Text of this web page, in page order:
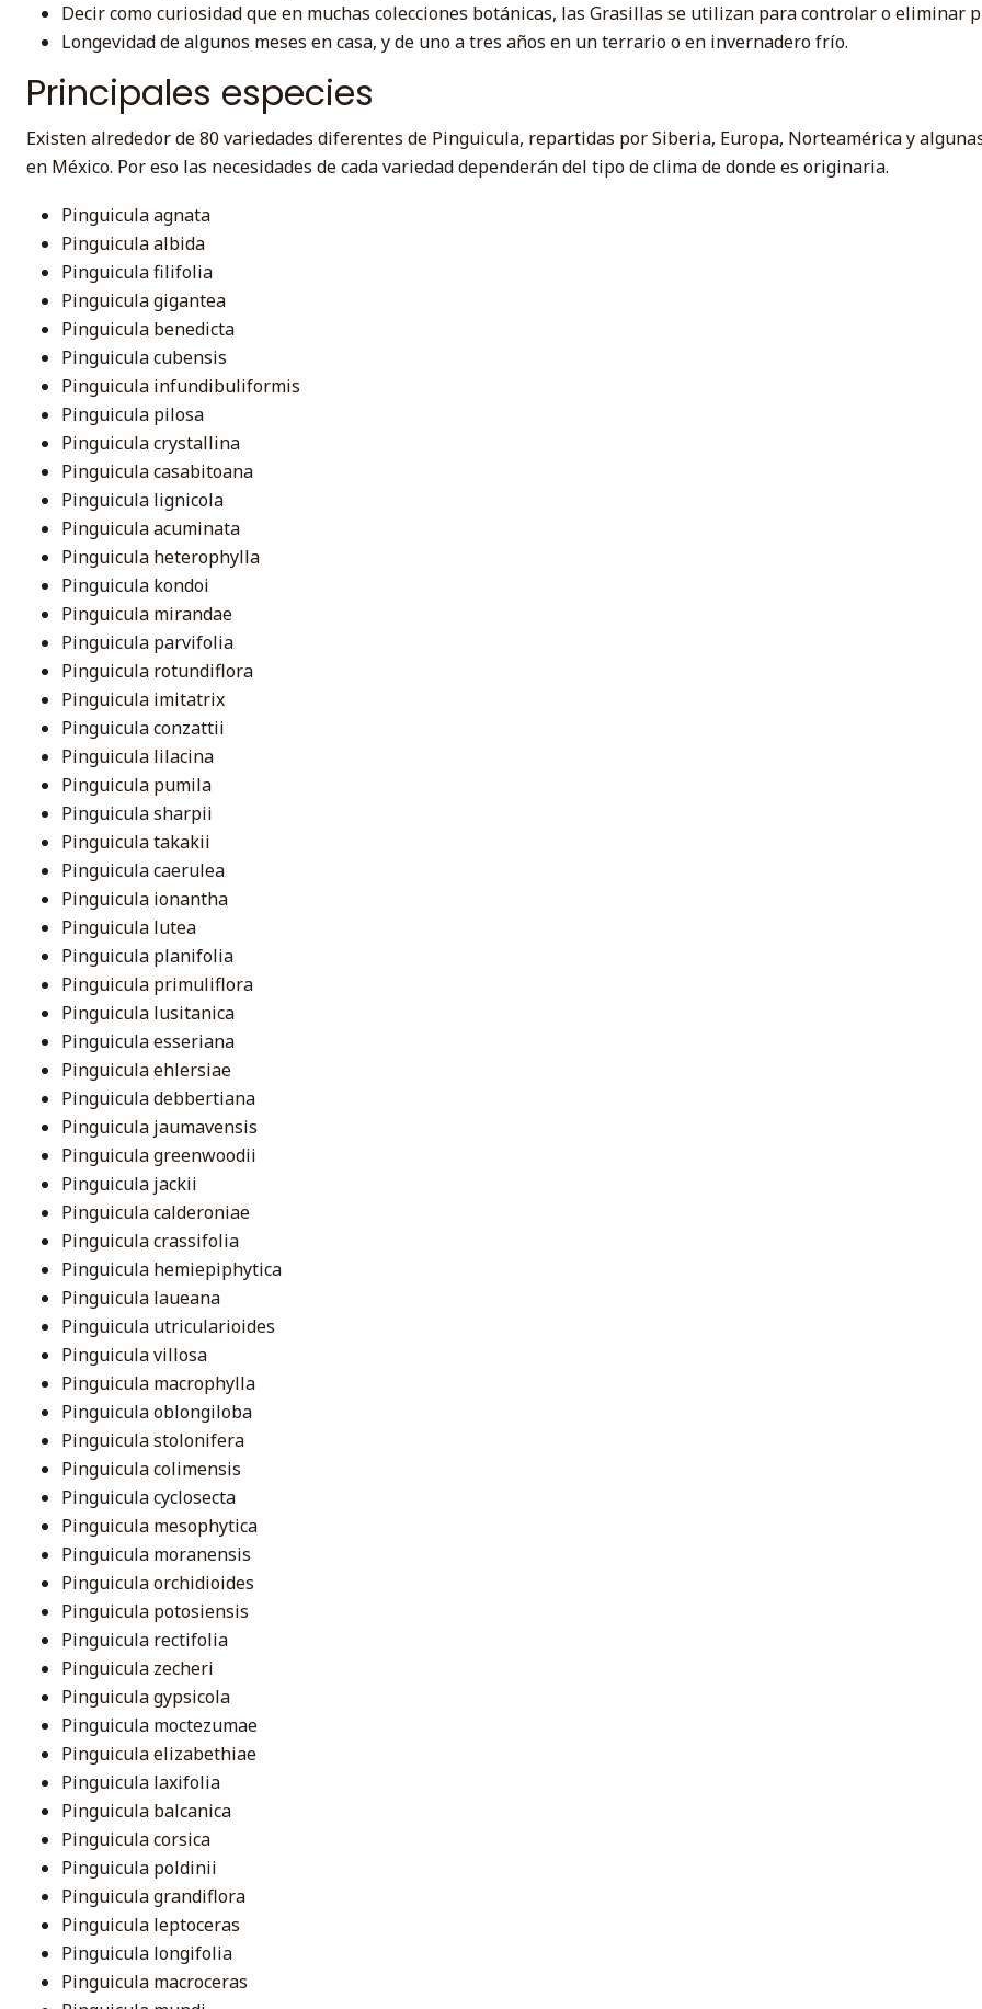
Decir como curiosidad que en muchas colecciones botánicas, las Grasillas se utilizan para controlar o eliminar
Longevidad de algunos meses en casa, y de uno a tres años en un terrario o en invernadero frío.
Principales especies
Existen alrededor de 80 variedades diferentes de Pinguicula, repartidas por Siberia, Europa, Norteamérica y
en México. Por eso las necesidades de cada variedad dependerán del tipo de clima de donde es originaria.
Pinguicula agnata
Pinguicula albida
Pinguicula filifolia
Pinguicula gigantea
Pinguicula benedicta
Pinguicula cubensis
Pinguicula infundibuliformis
Pinguicula pilosa
Pinguicula crystallina
Pinguicula casabitoana
Pinguicula lignicola
Pinguicula acuminata
Pinguicula heterophylla
Pinguicula kondoi
Pinguicula mirandae
Pinguicula parvifolia
Pinguicula rotundiflora
Pinguicula imitatrix
Pinguicula conzattii
Pinguicula lilacina
Pinguicula pumila
Pinguicula sharpii
Pinguicula takakii
Pinguicula caerulea
Pinguicula ionantha
Pinguicula lutea
Pinguicula planifolia
Pinguicula primuliflora
Pinguicula lusitanica
Pinguicula esseriana
Pinguicula ehlersiae
Pinguicula debbertiana
Pinguicula jaumavensis
Pinguicula greenwoodii
Pinguicula jackii
Pinguicula calderoniae
Pinguicula crassifolia
Pinguicula hemiepiphytica
Pinguicula laueana
Pinguicula utricularioides
Pinguicula villosa
Pinguicula macrophylla
Pinguicula oblongiloba
Pinguicula stolonifera
Pinguicula colimensis
Pinguicula cyclosecta
Pinguicula mesophytica
Pinguicula moranensis
Pinguicula orchidioides
Pinguicula potosiensis
Pinguicula rectifolia
Pinguicula zecheri
Pinguicula gypsicola
Pinguicula moctezumae
Pinguicula elizabethiae
Pinguicula laxifolia
Pinguicula balcanica
Pinguicula corsica
Pinguicula poldinii
Pinguicula grandiflora
Pinguicula leptoceras
Pinguicula longifolia
Pinguicula macroceras